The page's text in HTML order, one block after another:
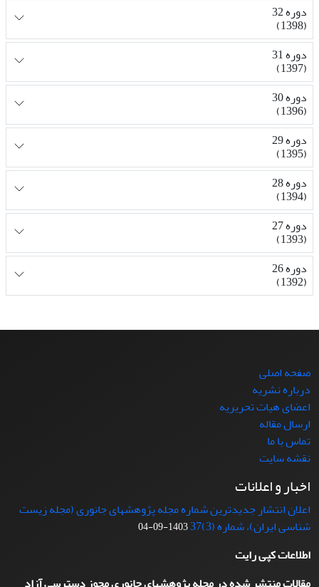
دوره 32
(1398)
دوره 31
(1397)
دوره 30
(1396)
دوره 29
(1395)
دوره 28
(1394)
دوره 27
(1393)
دوره 26
(1392)
صفحه اصلی
درباره نشریه
اعضای هیات تحریریه
ارسال مقاله
تماس با ما
نقشه سایت
اخبار و اعلانات
اعلان انتشار جدیدترین شماره مجله پژوهشهای جانوری (مجله زیست
شناسی ایران)، شماره (3)37
1403-09-04
اطلاعات کپی رایت